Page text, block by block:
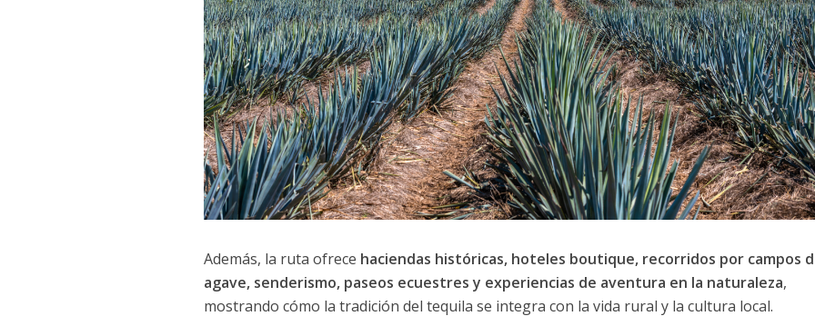
Además, la ruta ofrece haciendas históricas, hoteles boutique, recorridos por campos
agave, senderismo, paseos ecuestres y experiencias de aventura en la naturaleza,
mostrando cómo la tradición del tequila se integra con la vida rural y la cultura local.